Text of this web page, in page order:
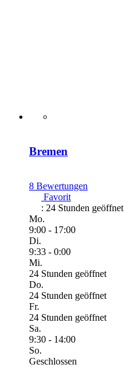
Bremen
8 Bewertungen
Favorit
: 24 Stunden geöffnet
Mo.
9:00 - 17:00
Di.
9:33 - 0:00
Mi.
24 Stunden geöffnet
Do.
24 Stunden geöffnet
Fr.
24 Stunden geöffnet
Sa.
9:30 - 14:00
So.
Geschlossen